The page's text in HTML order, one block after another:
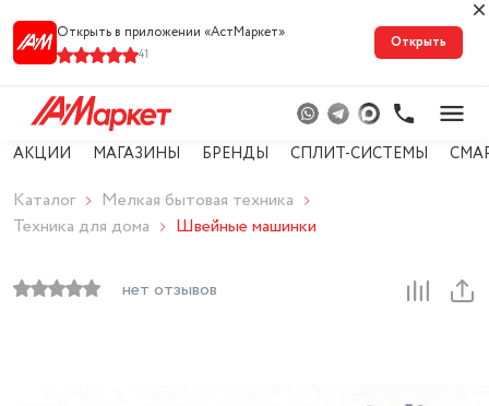
Открыть в приложении «АстМарке‪т‬»
41
Открыть
АКЦИИ МАГАЗИНЫ БРЕНДЫ СПЛИТ-СИСТЕМЫ
Каталог
Мелкая бытовая техника
Техника для дома
Швейные машинки
нет отзывов